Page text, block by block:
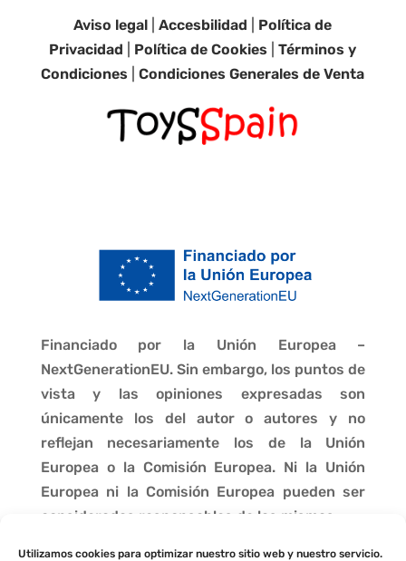
Utilizamos cookies para optimizar nuestro sitio web y nuestro servicio.
Aviso legal |Accesbilidad
Política de
Privacidad
Política de Cookies |Términos y
Condiciones |Condiciones Generales de Venta
Financiado por la Unión Europea –
NextGenerationEU. Sin embargo, los puntos de
vista y las opiniones expresadas son
únicamente los del autor o autores y no
reflejan necesariamente los de la Unión
Europea o la Comisión Europea. Ni la Unión
Europea ni la Comisión Europea pueden ser
consideradas responsables de las mismas.